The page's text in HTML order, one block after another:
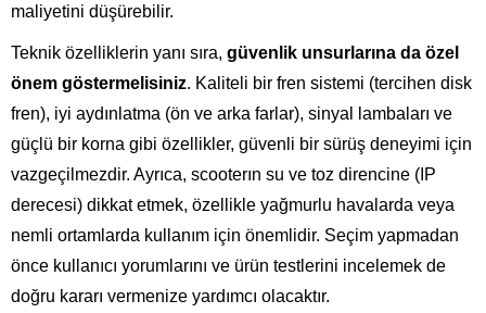
maliyetini düşürebilir.
Teknik özelliklerin yanı sıra, güvenlik unsurlarına da özel
önem göstermelisiniz. Kaliteli bir fren sistemi (tercihen disk
fren), iyi aydınlatma (ön ve arka farlar), sinyal lambaları ve
güçlü bir korna gibi özellikler, güvenli bir sürüş deneyimi için
vazgeçilmezdir. Ayrıca, scooterın su ve toz direncine (IP
derecesi) dikkat etmek, özellikle yağmurlu havalarda veya
nemli ortamlarda kullanım için önemlidir. Seçim yapmadan
önce kullanıcı yorumlarını ve ürün testlerini incelemek de
doğru kararı vermenize yardımcı olacaktır.